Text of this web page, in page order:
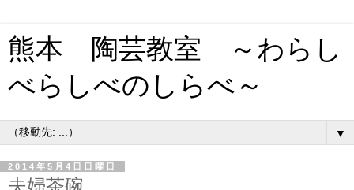
熊本 陶芸教室 ～わらし
べらしべのしらべ～
▼
2014年5月4日日曜日
夫婦茶碗